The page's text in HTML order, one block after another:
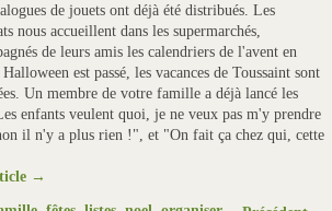
de jouets ont déjà été distribués. Les
nous accueillent dans les supermarchés,
de leurs amis les calendriers de l'avent en
est passé, les vacances de Toussaint sont
Un membre de votre famille a déjà lancé les
enfants veulent quoi, je ne veux pas m'y prendre
il n'y a plus rien !", et "On fait ça chez qui, cette
→